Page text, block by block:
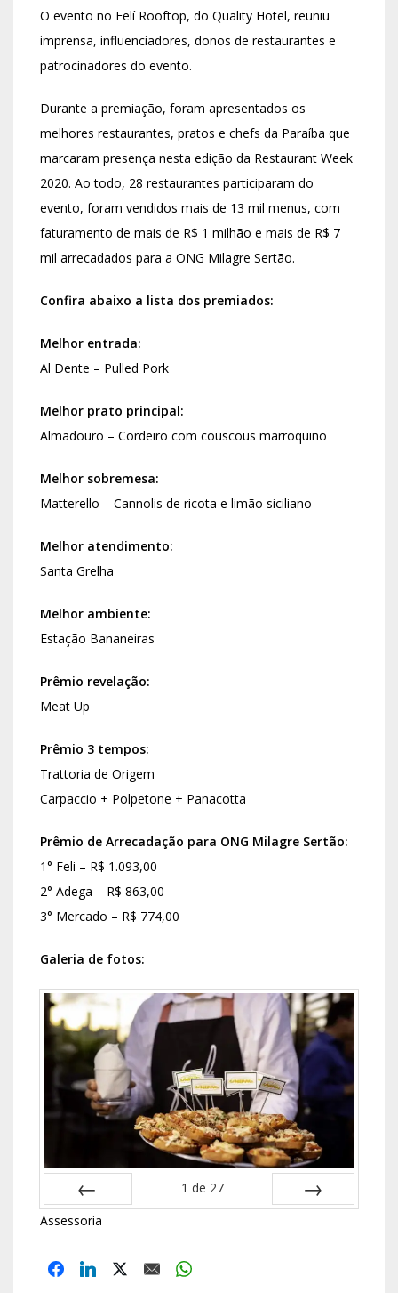
O evento no Felí Rooftop, do Quality Hotel, reuniu
imprensa, influenciadores, donos de restaurantes e
patrocinadores do evento.
Durante a premiação, foram apresentados os
melhores restaurantes, pratos e chefs da Paraíba que
marcaram presença nesta edição da Restaurant Week
2020. Ao todo, 28 restaurantes participaram do
evento, foram vendidos mais de 13 mil menus, com
faturamento de mais de R$ 1 milhão e mais de R$ 7
mil arrecadados para a ONG Milagre Sertão.
Confira abaixo a lista dos premiados:
Melhor entrada:
Al Dente – Pulled Pork
Melhor prato principal:
Almadouro – Cordeiro com couscous marroquino
Melhor sobremesa:
Matterello – Cannolis de ricota e limão siciliano
Melhor atendimento:
Santa Grelha
Melhor ambiente:
Estação Bananeiras
Prêmio revelação:
Meat Up
Prêmio 3 tempos:
Trattoria de Origem
Carpaccio + Polpetone + Panacotta
Prêmio de Arrecadação para ONG Milagre Sertão:
1° Feli – R$ 1.093,00
2° Adega – R$ 863,00
3° Mercado – R$ 774,00
Galeria de fotos:
ANTERIOR
1 de 27
Assessoria